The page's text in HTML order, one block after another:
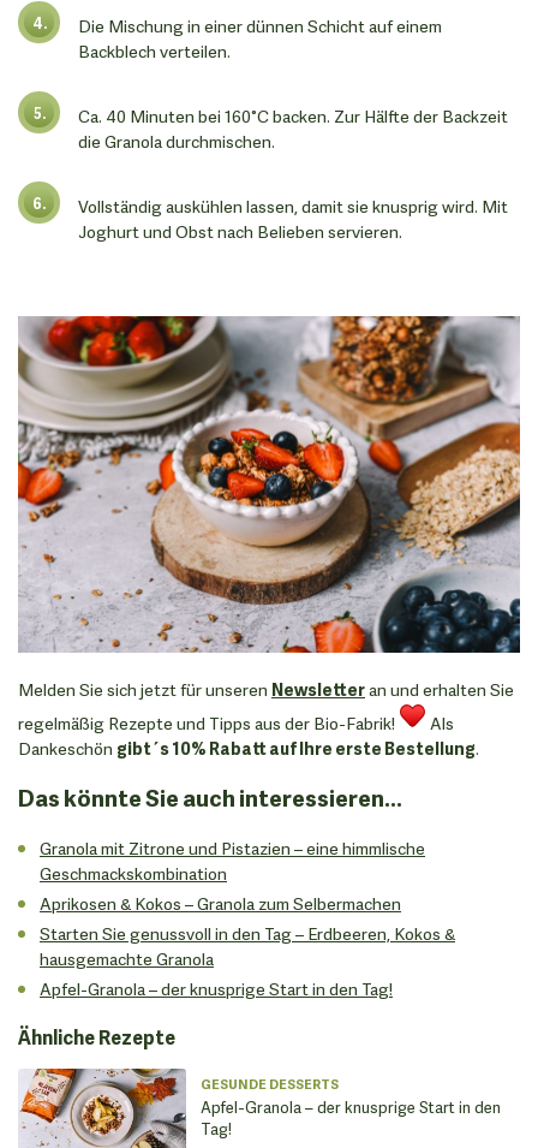
Die Mischung in einer dünnen Schicht auf einem
Backblech verteilen.
Ca. 40 Minuten bei 160°C backen. Zur Hälfte der Backzeit
die Granola durchmischen.
Vollständig auskühlen lassen, damit sie knusprig wird. Mit
Joghurt und Obst nach Belieben servieren.
Melden Sie sich jetzt für unseren Newsletteran und erhalten Sie
regelmäßig Rezepte und Tipps aus der Bio-Fabrik!
Als
Dankeschön gibt´s 10% Rabatt auf Ihre erste Bestellung.
Das könnte Sie auch interessieren...
Granola mit Zitrone und Pistazien – eine himmlische
Geschmackskombination
Aprikosen & Kokos – Granola zum Selbermachen
Starten Sie genussvoll in den Tag – Erdbeeren, Kokos &
hausgemachte Granola
Apfel-Granola – der knusprige Start in den Tag!
Ähnliche Rezepte
GESUNDE DESSERTS
Apfel-Granola – der knusprige Start in den
Tag!